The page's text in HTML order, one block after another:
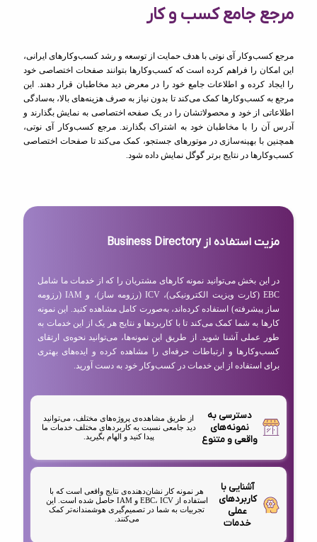
مرجع جامع کسب و کار
مرجع کسب‌وکار آی نوتی با هدف حمایت از توسعه و رشد کسب‌وکارهای ایرانی،
این امکان را فراهم کرده است که کسب‌وکارها بتوانند صفحات اختصاصی خود
را ایجاد کرده و اطلاعات جامع خود را در معرض دید مخاطبان قرار دهند. این
مرجع به کسب‌وکارها کمک می‌کند تا بدون نیاز به صرف هزینه‌های بالا، به‌سادگی
اطلاعاتی از خود و محصولاتشان را در یک صفحه اختصاصی به نمایش بگذارند و
آدرس آن را با مخاطبان خود به اشتراک بگذارند. مرجع کسب‌وکار آی نوتی،
همچنین با بهینه‌سازی در موتورهای جستجو، کمک می‌کند تا صفحات اختصاصی
کسب‌وکارها در نتایج برتر گوگل نمایش داده شود.
مزیت استفاده از Business Directory
در این بخش می‌توانید نمونه کارهای مشتریان را که از خدمات ما شامل
EBC (کارت ویزیت الکترونیکی)، ICV (رزومه ساز)، و IAM (رزومه
ساز پیشرفته) استفاده کرده‌اند، به‌صورت کامل مشاهده کنید. این نمونه
کارها به شما کمک می‌کند تا با کاربردها و نتایج هر یک از این خدمات به
طور عملی آشنا شوید. از طریق این نمونه‌ها، می‌توانید نحوه‌ی ارتقای
کسب‌وکارها و ارتباطات حرفه‌ای را مشاهده کرده و ایده‌های بهتری
برای استفاده از این خدمات در کسب‌وکار خود به دست آورید.
دسترسی به
نمونه‌های
واقعی و متنوع
از طریق مشاهده‌ی پروژه‌های مختلف، می‌توانید
دید جامعی نسبت به کاربردهای مختلف خدمات ما
پیدا کنید و الهام بگیرید.
آشنایی با
کاربردهای
عملی
خدمات
هر نمونه کار نشان‌دهنده‌ی نتایج واقعی است که با
استفاده از EBC، ICV و IAM حاصل شده است. این
تجربیات به شما در تصمیم‌گیری هوشمندانه‌تر کمک
می‌کنند.